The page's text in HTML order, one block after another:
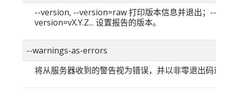
--version, --version=raw 打印版本信息并退出；--
version=vX.Y.Z... 设置报告的版本。
--warnings-as-errors
将从服务器收到的警告视为错误，并以非零退出码退